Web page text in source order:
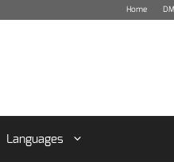
Home
Languages